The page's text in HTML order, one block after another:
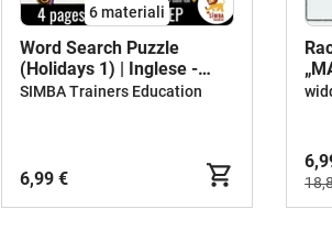
6 materiali
Word Search Puzzle
(Holidays 1) | Inglese -
Bundle (Raccolta)
SIMBA Trainers Education
6,99 €